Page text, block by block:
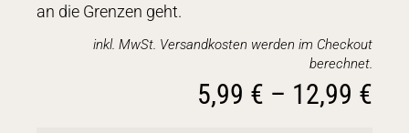
an die Grenzen geht.
inkl. MwSt. Versandkosten werden im Checkout
berechnet.
5,99 € – 12,99 €